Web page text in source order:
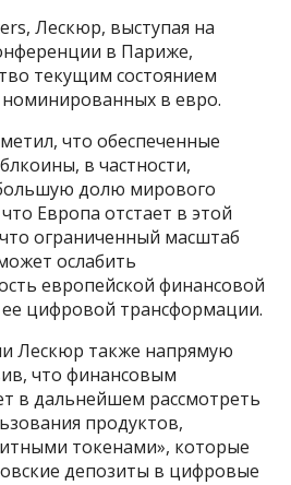
Лескюр, выступая на
в Париже,
текущим состоянием
в евро.
что обеспеченные
в частности,
долю мирового
Европа отстает в этой
ограниченный масштаб
ослабить
европейской финансовой
цифровой трансформации.
Лескюр также напрямую
что финансовым
в дальнейшем рассмотреть
продуктов,
токенами», которые
депозиты в цифровые